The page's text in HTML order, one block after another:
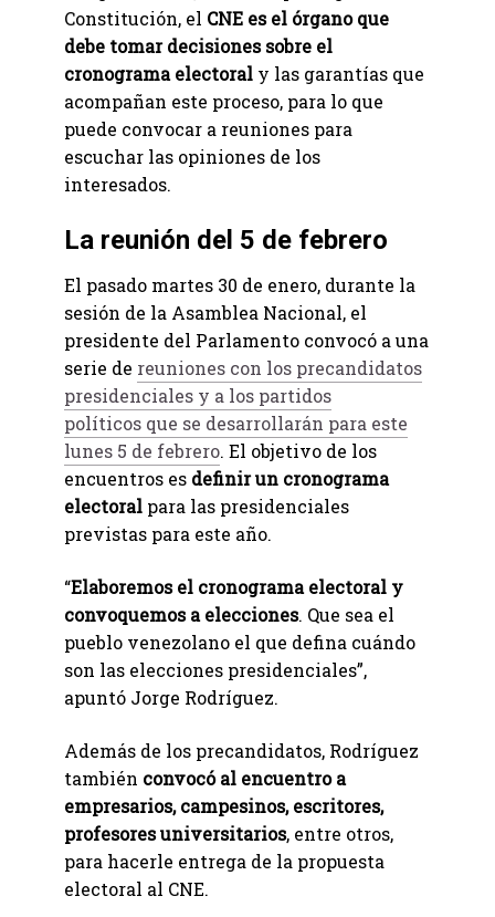
Constitución, el CNE es el órgano que
debe tomar decisiones sobre el
cronograma electoral y las garantías que
acompañan este proceso, para lo que
puede convocar a reuniones para
escuchar las opiniones de los
interesados.
La reunión del 5 de febrero
El pasado martes 30 de enero, durante la
sesión de la Asamblea Nacional, el
presidente del Parlamento convocó a una
serie de reuniones con los precandidatos
presidenciales y a los partidos
políticos que se desarrollarán para este
lunes 5 de febrero. El objetivo de los
encuentros es definir un cronograma
electoral para las presidenciales
previstas para este año.
“Elaboremos el cronograma electoral y
convoquemos a elecciones. Que sea el
pueblo venezolano el que defina cuándo
son las elecciones presidenciales”,
apuntó Jorge Rodríguez.
Además de los precandidatos, Rodríguez
también convocó al encuentro a
empresarios, campesinos, escritores,
profesores universitarios, entre otros,
para hacerle entrega de la propuesta
electoral al CNE.